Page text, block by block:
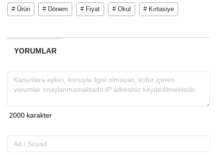
# Ürün # Dönem # Fiyat # Okul # Kırtasiye
YORUMLAR